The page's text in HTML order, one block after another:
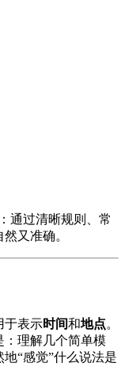
：通过清晰规则、常
又准确。
于表示时间和地点。
：理解几个简单模
“感觉”什么说法是